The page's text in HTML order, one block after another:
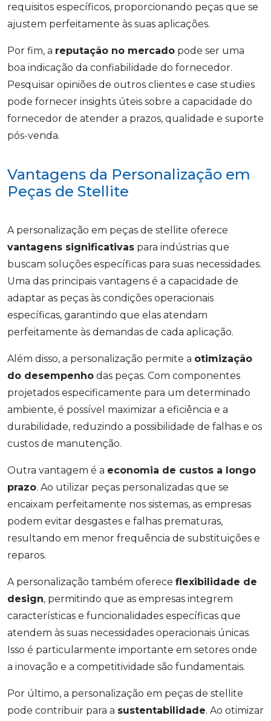
requisitos específicos, proporcionando peças que se
ajustem perfeitamente às suas aplicações.
Por fim, a reputação no mercado pode ser uma
boa indicação da confiabilidade do fornecedor.
Pesquisar opiniões de outros clientes e case studies
pode fornecer insights úteis sobre a capacidade do
fornecedor de atender a prazos, qualidade e suporte
pós-venda.
Vantagens da Personalização em
Peças de Stellite
A personalização em peças de stellite oferece
vantagens significativas para indústrias que
buscam soluções específicas para suas necessidades.
Uma das principais vantagens é a capacidade de
adaptar as peças às condições operacionais
específicas, garantindo que elas atendam
perfeitamente às demandas de cada aplicação.
Além disso, a personalização permite a otimização
do desempenho das peças. Com componentes
projetados especificamente para um determinado
ambiente, é possível maximizar a eficiência e a
durabilidade, reduzindo a possibilidade de falhas e os
custos de manutenção.
Outra vantagem é a economia de custos a longo
prazo. Ao utilizar peças personalizadas que se
encaixam perfeitamente nos sistemas, as empresas
podem evitar desgastes e falhas prematuras,
resultando em menor frequência de substituições e
reparos.
A personalização também oferece flexibilidade de
design, permitindo que as empresas integrem
características e funcionalidades específicas que
atendem às suas necessidades operacionais únicas.
Isso é particularmente importante em setores onde
a inovação e a competitividade são fundamentais.
Por último, a personalização em peças de stellite
pode contribuir para a sustentabilidade. Ao otimizar